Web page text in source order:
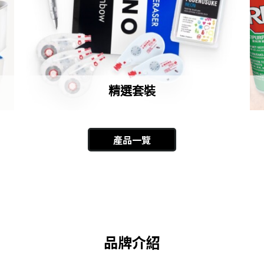
精選套裝
產品一覽
品牌介紹